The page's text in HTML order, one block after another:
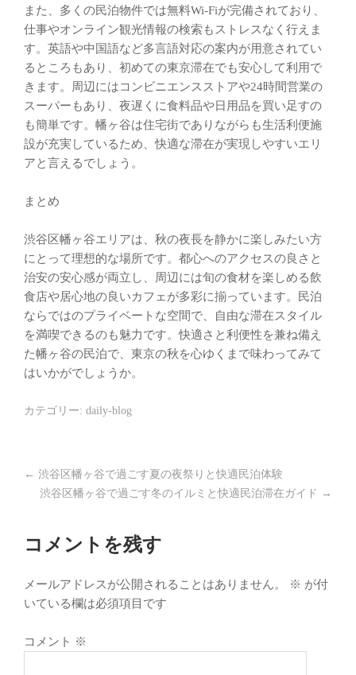
また、多くの民泊物件では無料Wi-Fiが完備されており、
仕事やオンライン観光情報の検索もストレスなく行えま
す。英語や中国語など多言語対応の案内が用意されてい
るところもあり、初めての東京滞在でも安心して利用で
きます。周辺にはコンビニエンスストアや24時間営業の
スーパーもあり、夜遅くに食料品や日用品を買い足すの
も簡単です。幡ヶ谷は住宅街でありながらも生活利便施
設が充実しているため、快適な滞在が実現しやすいエリ
アと言えるでしょう。
まとめ
渋谷区幡ヶ谷エリアは、秋の夜長を静かに楽しみたい方
にとって理想的な場所です。都心へのアクセスの良さと
治安の安心感が両立し、周辺には旬の食材を楽しめる飲
食店や居心地の良いカフェが多彩に揃っています。民泊
ならではのプライベートな空間で、自由な滞在スタイル
を満喫できるのも魅力です。快適さと利便性を兼ね備え
た幡ヶ谷の民泊で、東京の秋を心ゆくまで味わってみて
はいかがでしょうか。
カテゴリー: daily-blog
← 渋谷区幡ヶ谷で過ごす夏の夜祭りと快適民泊体験
渋谷区幡ヶ谷で過ごす冬のイルミと快適民泊滞在ガイド →
コメントを残す
メールアドレスが公開されることはありません。 ※ が付
いている欄は必須項目です
コメント ※